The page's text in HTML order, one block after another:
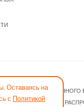
Оставаясь на
с Политикой
И РЕСТОРАННОГО
ОБЕСПЕЧЕНИЕ,